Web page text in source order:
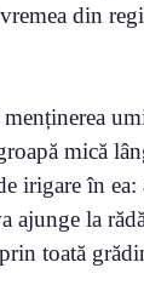
din
mică
irigare în ea:
ajunge la
toată